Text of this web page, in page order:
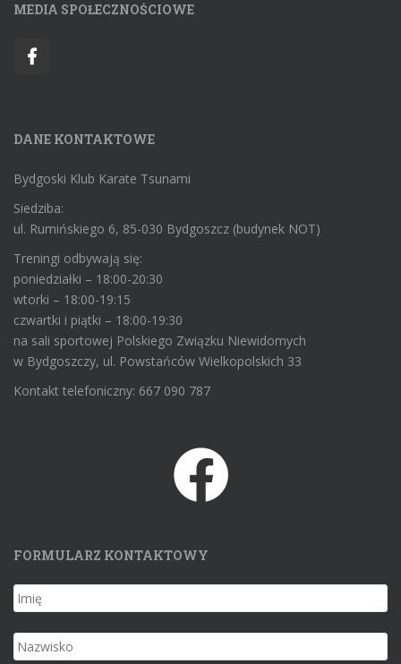
MEDIA SPOŁECZNOŚCIOWE
DANE KONTAKTOWE
Bydgoski Klub Karate Tsunami
Siedziba:
ul. Rumińskiego 6, 85-030 Bydgoszcz (budynek NOT)
Treningi odbywają się:
poniedziałki – 18:00-20:30
wtorki – 18:00-19:15
czwartki i piątki – 18:00-19:30
na sali sportowej Polskiego Związku Niewidomych
w Bydgoszczy, ul. Powstańców Wielkopolskich 33
Kontakt telefoniczny: 667 090 787
FORMULARZ KONTAKTOWY